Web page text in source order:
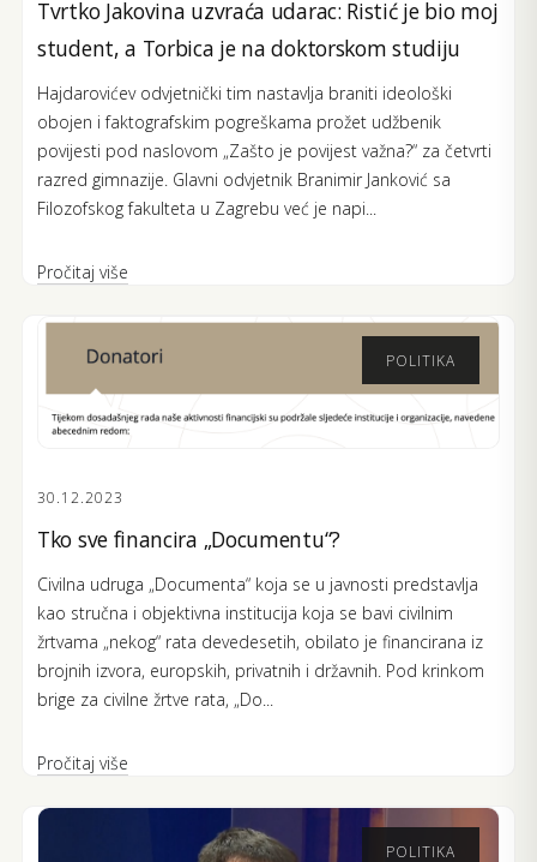
Tvrtko Jakovina uzvraća udarac: Ristić je bio moj
student, a Torbica je na doktorskom studiju
Hajdarovićev odvjetnički tim nastavlja braniti ideološki
obojen i faktografskim pogreškama prožet udžbenik
povijesti pod naslovom „Zašto je povijest važna?“ za četvrti
razred gimnazije. Glavni odvjetnik Branimir Janković sa
Filozofskog fakulteta u Zagrebu već je napi...
Pročitaj više
POLITIKA
30.12.2023
Tko sve financira „Documentu“?
Civilna udruga „Documenta“ koja se u javnosti predstavlja
kao stručna i objektivna institucija koja se bavi civilnim
žrtvama „nekog“ rata devedesetih, obilato je financirana iz
brojnih izvora, europskih, privatnih i državnih. Pod krinkom
brige za civilne žrtve rata, „Do...
Pročitaj više
POLITIKA